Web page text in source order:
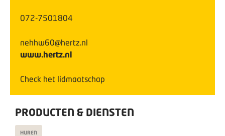
072-7501804
nehhw60@hertz.nl
www.hertz.nl
Check het lidmaatschap
PRODUCTEN & DIENSTEN
HUREN